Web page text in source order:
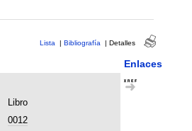
Lista | Bibliografía | Detalles
Enlaces
Libro
0012